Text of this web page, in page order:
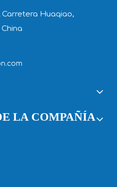
Carretera Huaqiao,
LA COMPAÑÍA